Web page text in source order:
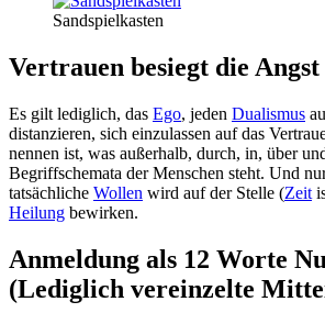
Sandspielkasten
Vertrauen besiegt die Angst
Es gilt lediglich, das Ego, jeden Dualismus
distanzieren, sich einzulassen auf das
nennen ist, was außerhalb, durch, in, über
Begriffschemata der Menschen steht. Und
tatsächliche Wollen wird auf der Stelle (Zeit
Heilung bewirken.
Anmeldung als 12 Worte
(Lediglich vereinzelte